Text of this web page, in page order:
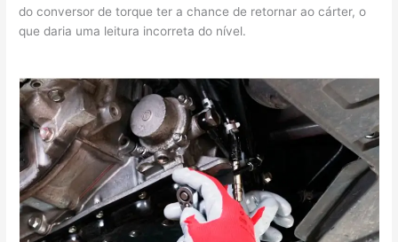
do conversor de torque ter a chance de retornar ao cárter, o
que daria uma leitura incorreta do nível.